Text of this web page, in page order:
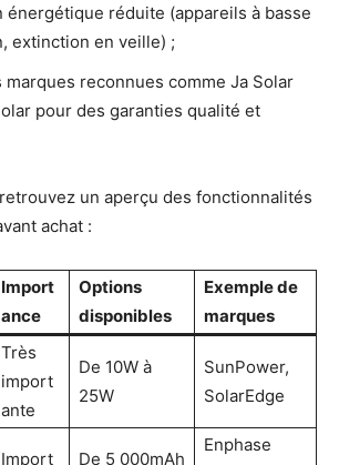
énergétique réduite (appareils à basse
extinction en veille) ;
reconnues comme Ja Solar
pour des garanties qualité et
un aperçu des fonctionnalités
achat :
Import
ance
Options
disponibles
Exemple de
marques
Très
import
ante
De 10W à
25W
SunPower,
SolarEdge
Import
De 5 000mAh
Enphase